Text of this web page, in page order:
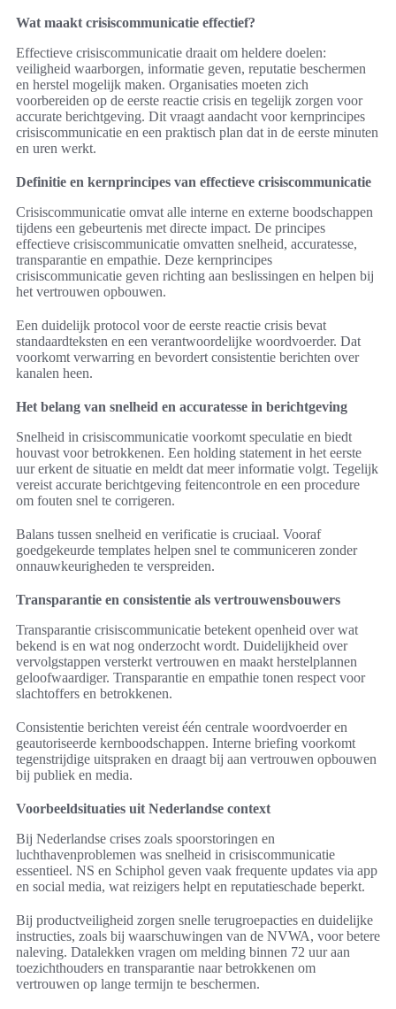
Wat maakt crisiscommunicatie effectief?
Effectieve crisiscommunicatie draait om heldere doelen:
veiligheid waarborgen, informatie geven, reputatie beschermen
en herstel mogelijk maken. Organisaties moeten zich
voorbereiden op de eerste reactie crisis en tegelijk zorgen voor
accurate berichtgeving. Dit vraagt aandacht voor kernprincipes
crisiscommunicatie en een praktisch plan dat in de eerste minuten
en uren werkt.
Definitie en kernprincipes van effectieve crisiscommunicatie
Crisiscommunicatie omvat alle interne en externe boodschappen
tijdens een gebeurtenis met directe impact. De principes
effectieve crisiscommunicatie omvatten snelheid, accuratesse,
transparantie en empathie. Deze kernprincipes
crisiscommunicatie geven richting aan beslissingen en helpen bij
het vertrouwen opbouwen.
Een duidelijk protocol voor de eerste reactie crisis bevat
standaardteksten en een verantwoordelijke woordvoerder. Dat
voorkomt verwarring en bevordert consistentie berichten over
kanalen heen.
Het belang van snelheid en accuratesse in berichtgeving
Snelheid in crisiscommunicatie voorkomt speculatie en biedt
houvast voor betrokkenen. Een holding statement in het eerste
uur erkent de situatie en meldt dat meer informatie volgt. Tegelijk
vereist accurate berichtgeving feitencontrole en een procedure
om fouten snel te corrigeren.
Balans tussen snelheid en verificatie is cruciaal. Vooraf
goedgekeurde templates helpen snel te communiceren zonder
onnauwkeurigheden te verspreiden.
Transparantie en consistentie als vertrouwensbouwers
Transparantie crisiscommunicatie betekent openheid over wat
bekend is en wat nog onderzocht wordt. Duidelijkheid over
vervolgstappen versterkt vertrouwen en maakt herstelplannen
geloofwaardiger. Transparantie en empathie tonen respect voor
slachtoffers en betrokkenen.
Consistentie berichten vereist één centrale woordvoerder en
geautoriseerde kernboodschappen. Interne briefing voorkomt
tegenstrijdige uitspraken en draagt bij aan vertrouwen opbouwen
bij publiek en media.
Voorbeeldsituaties uit Nederlandse context
Bij Nederlandse crises zoals spoorstoringen en
luchthavenproblemen was snelheid in crisiscommunicatie
essentieel. NS en Schiphol geven vaak frequente updates via app
en social media, wat reizigers helpt en reputatieschade beperkt.
Bij productveiligheid zorgen snelle terugroepacties en duidelijke
instructies, zoals bij waarschuwingen van de NVWA, voor betere
naleving. Datalekken vragen om melding binnen 72 uur aan
toezichthouders en transparantie naar betrokkenen om
vertrouwen op lange termijn te beschermen.